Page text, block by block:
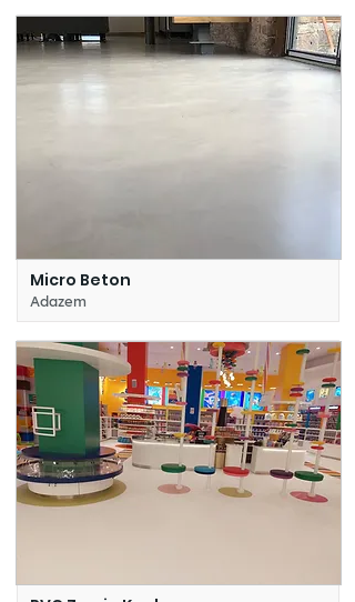
Micro Beton
Adazem